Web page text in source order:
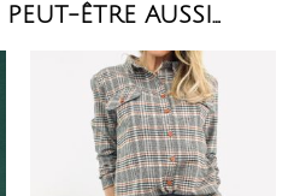
ÊTRE AUSSI…